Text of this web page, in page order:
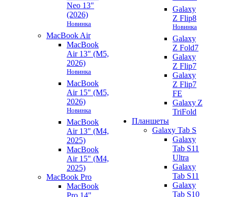
Neo 13"
(2026)
Новинка
MacBook Air
MacBook
Air 13" (M5,
2026)
Новинка
MacBook
Air 15" (M5,
2026)
Новинка
MacBook
Air 13" (M4,
2025)
MacBook
Air 15" (M4,
2025)
MacBook Pro
MacBook
Galaxy
Z Flip8
Новинка
Galaxy
Z Fold7
Galaxy
Z Flip7
Galaxy
Z Flip7
FE
Galaxy Z
TriFold
Планшеты
Galaxy Tab S
Galaxy
Tab S11
Ultra
Galaxy
Tab S11
Galaxy
Tab S10